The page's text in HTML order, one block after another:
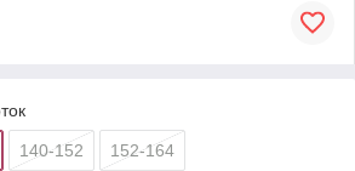
140-152 152-164